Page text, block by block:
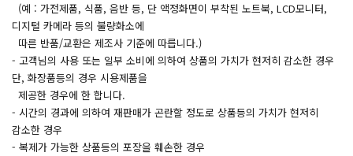
(예 : 가전제품, 식품, 음반 등, 단 액정화면이 부착된 노트북, LCD모니터,
디지털 카메라 등의 불량화소에
따른 반품/교환은 제조사 기준에 따릅니다.)
- 고객님의 사용 또는 일부 소비에 의하여 상품의 가치가 현저히 감소한 경우
단, 화장품등의 경우 시용제품을
제공한 경우에 한 합니다.
- 시간의 경과에 의하여 재판매가 곤란할 정도로 상품등의 가치가 현저히
감소한 경우
- 복제가 가능한 상품등의 포장을 훼손한 경우